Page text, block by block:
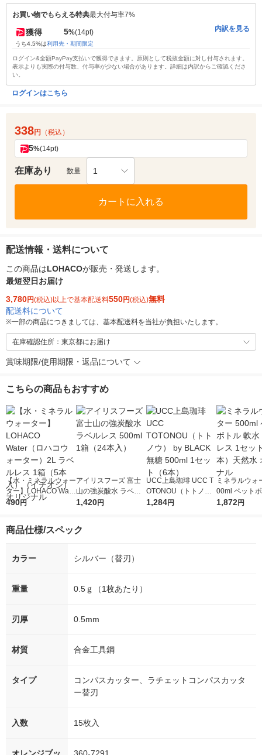
お買い物でもらえる特典最大付与率7%
獲得 5%(14pt)
うち4.5%は利用先・期間限定
内訳を見る
ログイン&全額PayPay支払いで獲得できます。原則として税抜金額に対し付与されます。
表示よりも実際の付与数、付与率が少ない場合があります。詳細は内訳からご確認くださ
い。
ログインはこちら
338円 （税込）
5%(14pt)
在庫あり 数量 1
カートに入れる
配送情報・送料について
この商品はLOHACOが販売・発送します。
最短翌日お届け
3,780円(税込)以上で基本配送料550円(税込)無料
配送料について
※一部の商品につきましては、基本配送料を当社が負担いたします。
在庫確認住所：東京都にお届け
賞味期限/使用期限・返品について
こちらの商品もおすすめ
【水・ミネラルウォー
ター】LOHACO Wate
r（ロハコウォータ
シ） オリジナル
490円
アイリスフーズ 富士
山の強炭酸水 ラベル
レス 500ml 1箱（24
1,420円
UCC上島珈琲 UCC T
OTONOU（トトノ
ウ） by BLACK無糖 5
1,284円
ミネラルウォ
00ml ペット
水 ラベルレ
1,872円
商品仕様/スペック
カラー シルバー（替刃）
重量 0.5ｇ（1枚あたり）
刃厚 0.5mm
材質 合金工具鋼
タイプ
コンパスカッター、ラチェットコンパスカッタ
ー替刃
入数 15枚入